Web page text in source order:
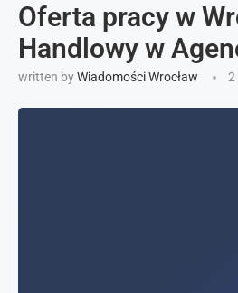
Oferta pracy w
Handlowy w
written byWiadomości Wrocław 2